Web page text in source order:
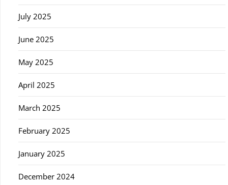
July 2025
June 2025
May 2025
April 2025
March 2025
February 2025
January 2025
December 2024